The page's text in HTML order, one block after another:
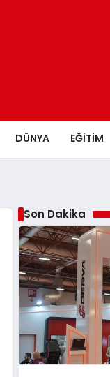
DÜNYA EĞITIM
Son Dakika